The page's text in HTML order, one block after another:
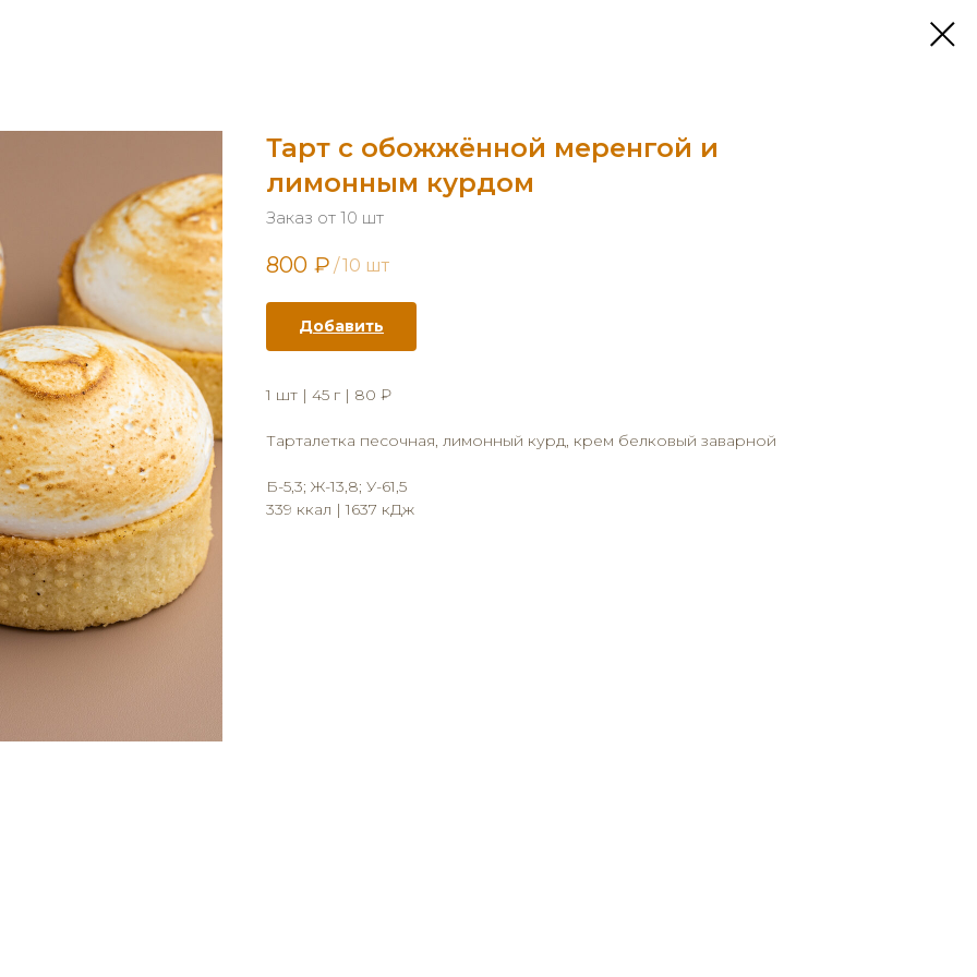
Тарт с обожжённой меренгой и
лимонным курдом
Заказ от 10 шт
800 ₽ /10 шт
Добавить
1 шт | 45 г | 80 ₽
Тарталетка песочная, лимонный курд, крем белковый заварной
Б-5,3; Ж-13,8; У-61,5
339 ккал | 1637 кДж